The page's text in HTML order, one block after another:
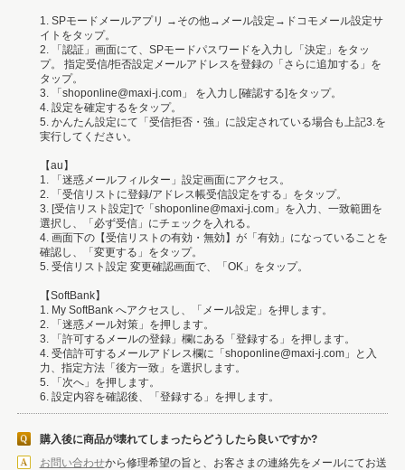
1. SPモードメールアプリ →その他→メール設定→ドコモメール設定サ
イトをタップ。
2. 「認証」画面にて、SPモードパスワードを入力し「決定」をタッ
プ。 指定受信/拒否設定メールアドレスを登録の「さらに追加する」を
タップ。
3. 「shoponline@maxi-j.com」 を入力し[確認する]をタップ。
4. 設定を確定するをタップ。
5. かんたん設定にて「受信拒否・強」に設定されている場合も上記3.を
実行してください。
【au】
1. 「迷惑メールフィルター」設定画面にアクセス。
2. 「受信リストに登録/アドレス帳受信設定をする」をタップ。
3. [受信リスト設定]で「shoponline@maxi-j.com」を入力、一致範囲を
選択し、「必ず受信」にチェックを入れる。
4. 画面下の【受信リストの有効・無効】が「有効」になっていることを
確認し、「変更する」をタップ。
5. 受信リスト設定 変更確認画面で、「OK」をタップ。
【SoftBank】
1. My SoftBank へアクセスし、「メール設定」を押します。
2. 「迷惑メール対策」を押します。
3. 「許可するメールの登録」欄にある「登録する」を押します。
4. 受信許可するメールアドレス欄に「shoponline@maxi-j.com」と入
力、指定方法「後方一致」を選択します。
5. 「次へ」を押します。
6. 設定内容を確認後、「登録する」を押します。
購入後に商品が壊れてしまったらどうしたら良いですか?
お問い合わせから修理希望の旨と、お客さまの連絡先をメールにてお送